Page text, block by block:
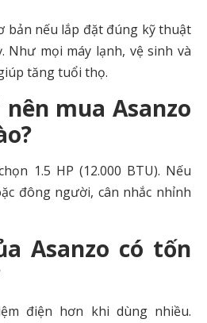
bản nếu lắp đặt đúng kỹ thuật
Như mọi máy lạnh, vệ sinh và
tăng tuổi thọ.
nên mua Asanzo
1.5 HP (12.000 BTU). Nếu
đông người, cân nhắc nhỉnh
Asanzo có tốn
điện hơn khi dùng nhiều.